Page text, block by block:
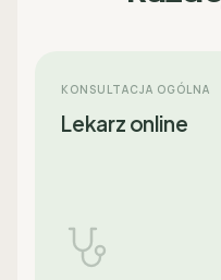
KONSULTACJA OGÓLNA
Lekarz online